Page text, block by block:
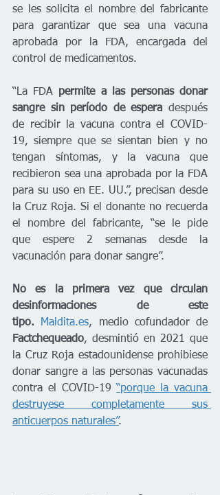
se les solicita el nombre del fabricante
para garantizar que sea una vacuna
aprobada por la FDA, encargada del
control de medicamentos.
“La FDA permite a las personas donar
sangre sin período de espera después
de recibir la vacuna contra el COVID-
19, siempre que se sientan bien y no
tengan síntomas, y la vacuna que
recibieron sea una aprobada por la FDA
para su uso en EE. UU.”, precisan desde
la Cruz Roja. Si el donante no recuerda
el nombre del fabricante, “se le pide
que espere 2 semanas desde la
vacunación para donar sangre”.
No es la primera vez que circulan
desinformaciones de este
tipo.
Maldita.es
Factchequeado, desmintió en 2021 que
la Cruz Roja estadounidense prohibiese
donar sangre a las personas vacunadas
contra el COVID-19 “porque la vacuna
destruyese completamente sus
anticuerpos naturales”.